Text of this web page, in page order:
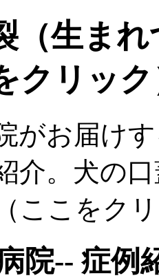
（生ま
クリッ
がお届け
介。犬の
ここをク
院-- 症例